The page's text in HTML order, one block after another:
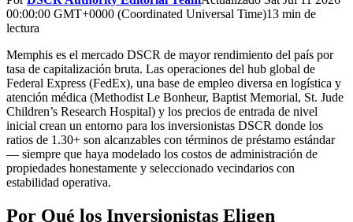
00:00:00 GMT+0000 (Coordinated Universal Time)13 min de
lectura
Memphis es el mercado DSCR de mayor rendimiento del país por
tasa de capitalización bruta. Las operaciones del hub global de
Federal Express (FedEx), una base de empleo diversa en logística y
atención médica (Methodist Le Bonheur, Baptist Memorial, St. Jude
Children’s Research Hospital) y los precios de entrada de nivel
inicial crean un entorno para los inversionistas DSCR donde los
ratios de 1.30+ son alcanzables con términos de préstamo estándar
— siempre que haya modelado los costos de administración de
propiedades honestamente y seleccionado vecindarios con
estabilidad operativa.
Por Qué los Inversionistas Eligen